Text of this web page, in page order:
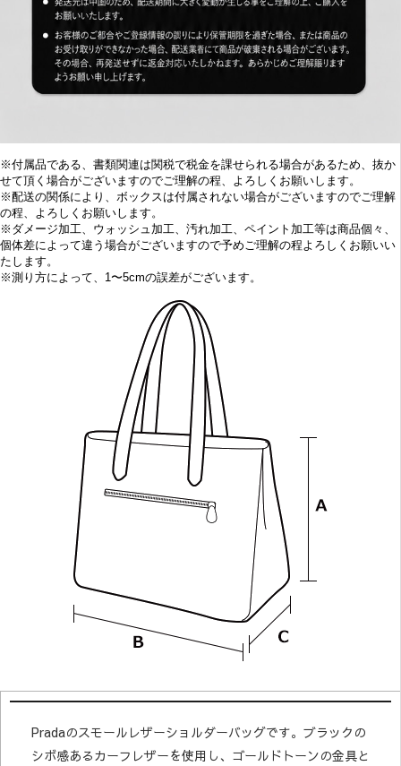
※付属品である、書類関連は関税で税金を課せられる場合があるため、抜か
せて頂く場合がございますのでご理解の程、よろしくお願いします。
※配送の関係により、ボックスは付属されない場合がございますのでご理解
の程、よろしくお願いします。
※ ダメージ加工、 ウォッシュ加工、汚れ加工、ペイント加工等は商品個々、
個体差によって違う場合がございますので予めご理解の程よろしくお願いい
たします。
※測り方によって、1〜5cmの誤差がございます。
Pradaのスモールレザーショルダーバッグです。ブラックの
シボ感あるカーフレザーを使用し、ゴールドトーンの金具と